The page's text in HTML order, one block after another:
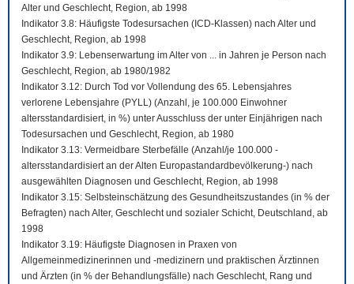
Alter und Geschlecht, Region, ab 1998
Indikator 3.8: Häufigste Todesursachen (ICD-Klassen) nach Alter und
Geschlecht, Region, ab 1998
Indikator 3.9: Lebenserwartung im Alter von ... in Jahren je Person nach
Geschlecht, Region, ab 1980/1982
Indikator 3.12: Durch Tod vor Vollendung des 65. Lebensjahres
verlorene Lebensjahre (PYLL) (Anzahl, je 100.000 Einwohner
altersstandardisiert, in %) unter Ausschluss der unter Einjährigen nach
Todesursachen und Geschlecht, Region, ab 1980
Indikator 3.13: Vermeidbare Sterbefälle (Anzahl/je 100.000 -
altersstandardisiert an der Alten Europastandardbevölkerung-) nach
ausgewählten Diagnosen und Geschlecht, Region, ab 1998
Indikator 3.15: Selbsteinschätzung des Gesundheitszustandes (in % der
Befragten) nach Alter, Geschlecht und sozialer Schicht, Deutschland, ab
1998
Indikator 3.19: Häufigste Diagnosen in Praxen von
Allgemeinmedizinerinnen und -medizinern und praktischen Ärztinnen
und Ärzten (in % der Behandlungsfälle) nach Geschlecht, Rang und